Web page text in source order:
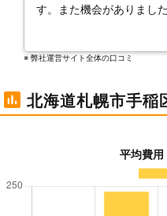
す。また機会がありまし
※ 弊社運営サイト全体の⼝コミ
北海道札幌市手稲
平均費用